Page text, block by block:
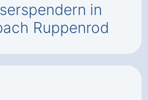
in
Ruppenrod